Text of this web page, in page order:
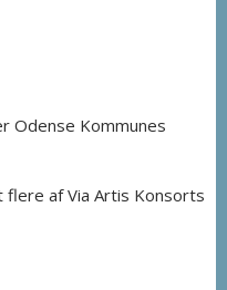
Odense Kommunes
af Via Artis Konsorts